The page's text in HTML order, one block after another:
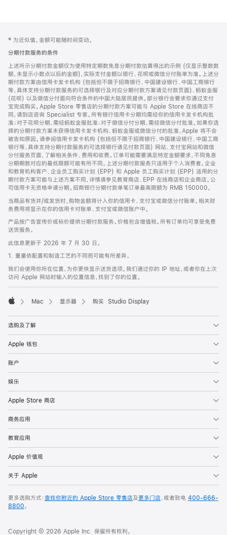
页
页
脚
注
‡ 为近似值。金额可能随时间变动。
分期付款服务的条件
上述所示分期付款金额仅为使用特定期数免息分期付款估算得出的示例 (仅显示整数数
额，未显示小数点以后的金额)，实际支付金额以银行、花呗或微信分付账单为准。上述分
期付款方案由信用卡发卡机构 (包括但不限于招商银行、中国建设银行、中国工商银行
等，具体支持分期付款服务的可选择银行及对应分期付款方案请见付款页面)、蚂蚁金服
(花呗) 以及微信分付面向符合条件的中国大陆居民提供。部分银行会要求你通过支付
宝完成购买。Apple Store 零售店的分期付款方案可能与 Apple Store 在线商店不
同，请到店咨询 Specialist 专家。所有银行信用卡分期均需经你的信用卡发卡机构批
准；对于花呗分期，需经蚂蚁金服批准；对于微信分付分期，需经微信分付批准。如果你选
择的分期付款方案未获得信用卡发卡机构、蚂蚁金服或微信分付的批准，Apple 将不会
被告知原因。请参阅信用卡发卡机构 (包括但不限于招商银行、中国建设银行、中国工商
银行等，具体支持分期付款服务的可选择银行请见付款页面) 网站、支付宝网站和微信
分付服务页面，了解相关条件、费用和收费。订单可能需要满足特定金额要求，不同免息
分期期数对应的最低限额可能有所不同。上述分期付款服务只适用于个人消费者。企业
和教育机构客户、企业员工购买计划 (EPP) 和 Apple 员工购买计划 (EPP) 适用的分
期付款方案可能与上述方案不同，详情请参见教育商店、EPP 在线商店和企业商店。公
司信用卡无资格申请分期。招商银行分期付款单笔订单最高限额为 RMB 150000。
当商品有货并/或发货时，购物金额将计入你的信用卡、支付宝或微信分付账单。相关财
务费用将显示在你的信用卡对账单、支付宝或微信账户中。
产品按广告宣传价或标价提供分期付款服务。价格包含增值税。所有订单均可享受免费
送货服务。
此信息更新于 2026 年 7 月 30 日。
1. 重量依配置和制造工艺的不同而可能有所差异。
我们会使用你所在位置，为你更快显示送货选项。我们通过你的 IP 地址，或者你在上次
访问 Apple 网站时输入的位置信息，找到了你的位置。
Mac 显示器 购买 Studio Display
选购及了解
Apple 钱包
账户
娱乐
Apple Store 商店
商务应用
教育应用
Apple 价值观
关于 Apple
更多选购方式：查找你附近的 Apple Store 零售店及更多门店，或者致电 400-666-
8800。
Copyright © 2026 Apple Inc. 保留所有权利。